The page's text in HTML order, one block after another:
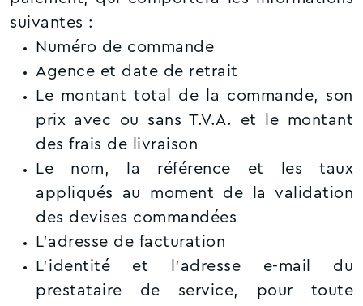
suivantes :
Numéro de commande
Agence et date de retrait
Le montant total de la commande, son
prix avec ou sans T.V.A. et le montant
des frais de livraison
Le nom, la référence et les taux
appliqués au moment de la validation
des devises commandées
L’adresse de facturation
L’identité et l’adresse e-mail du
prestataire de service, pour toute